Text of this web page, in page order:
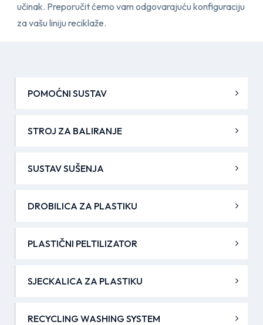
učinak. Preporučit ćemo vam odgovarajuću konfiguraciju
za vašu liniju reciklaže.
POMOĆNI SUSTAV
STROJ ZA BALIRANJE
SUSTAV SUŠENJA
DROBILICA ZA PLASTIKU
PLASTIČNI PELTILIZATOR
SJECKALICA ZA PLASTIKU
RECYCLING WASHING SYSTEM